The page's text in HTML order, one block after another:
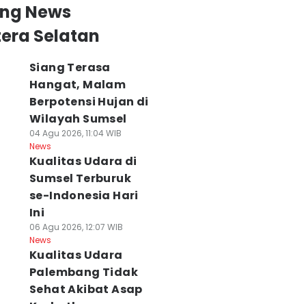
News
Selatan
Siang Terasa
Hangat, Malam
Berpotensi Hujan di
Wilayah Sumsel
04 Agu 2026, 11:04 WIB
News
Kualitas Udara di
Sumsel Terburuk
se-Indonesia Hari
Ini
06 Agu 2026, 12:07 WIB
News
Kualitas Udara
Palembang Tidak
Sehat Akibat Asap